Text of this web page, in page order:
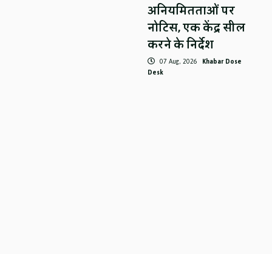
अनियमितताओं पर
नोटिस, एक केंद्र सील
करने के निर्देश
07 Aug, 2026 Khabar Dose
Desk